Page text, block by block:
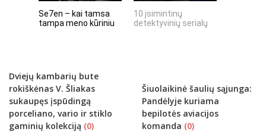
Se7en – kai tamsa
tampa meno kūriniu
10 įsimintinų
detektyvinių serialų
Dviejų kambarių bute
rokiškėnas V. Šliakas
sukaupęs įspūdingą
porceliano, vario ir stiklo
gaminių kolekciją (0)
Šiuolaikinė šaulių sąjunga:
Pandėlyje kuriama
bepilotės aviacijos
komanda (0)